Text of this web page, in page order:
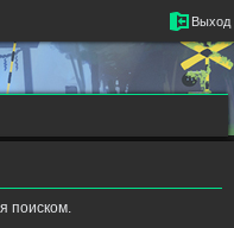
Выход
поиском.